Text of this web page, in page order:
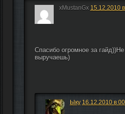
xMustanGx 15.12.2010
Спасибо огромное за
выручаешь)
Ыку 16.12.2010 в